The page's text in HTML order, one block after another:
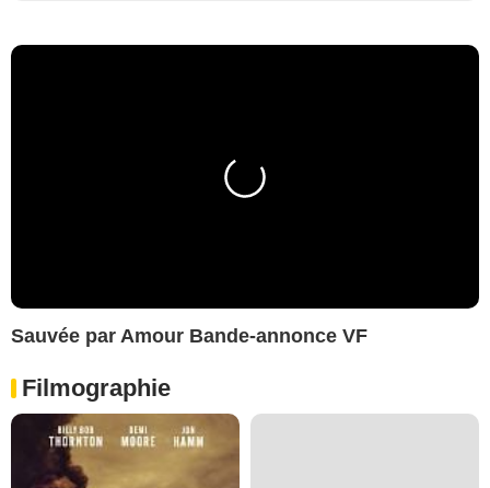
Sauvée par Amour Bande-annonce VF
Filmographie